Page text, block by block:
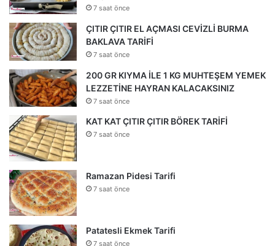
7 saat önce
ÇITIR ÇITIR EL AÇMASI CEVİZLİ BURMA
BAKLAVA TARİFİ
7 saat önce
200 GR KIYMA İLE 1 KG MUHTEŞEM YEMEK
LEZZETİNE HAYRAN KALACAKSINIZ
7 saat önce
KAT KAT ÇITIR ÇITIR BÖREK TARİFİ
7 saat önce
Ramazan Pidesi Tarifi
7 saat önce
Patatesli Ekmek Tarifi
7 saat önce